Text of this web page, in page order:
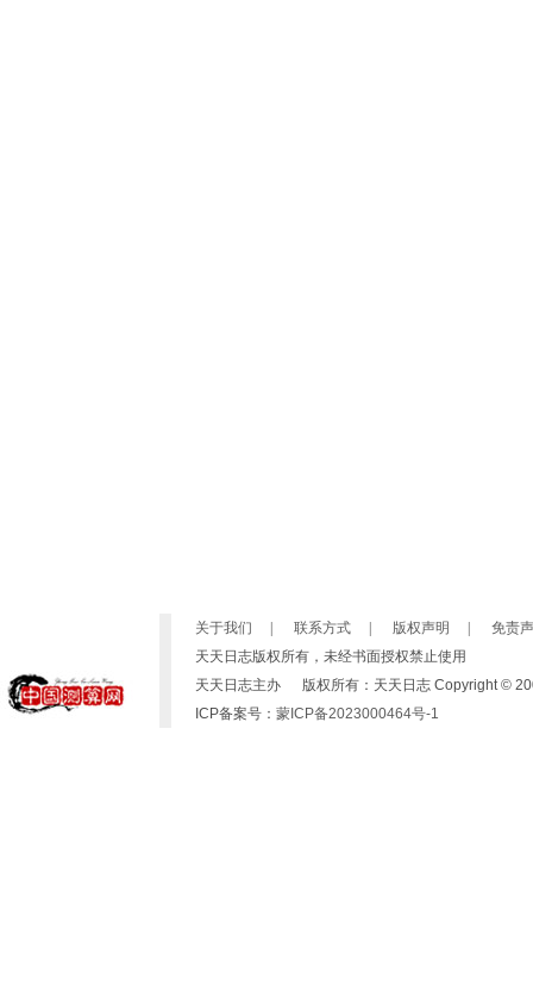
关于我们 联系方式 版权声明
免责
天天日志版权所有，未经书面授权禁止使用
天天日志主办 版权所有：天天日志 Copyright ©
ICP备案号： 蒙ICP备2023000464号-1